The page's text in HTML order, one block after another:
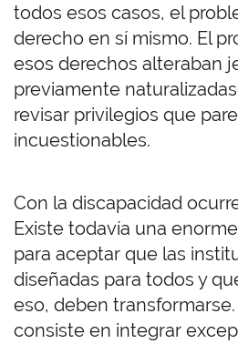
todos esos casos, el
derecho en sí mismo. El
esos derechos alteraban
previamente
revisar privilegios que
incuestionables.
Con la discapacidad
Existe todavía una
para aceptar que las
diseñadas para todos y
eso, deben
consiste en integrar